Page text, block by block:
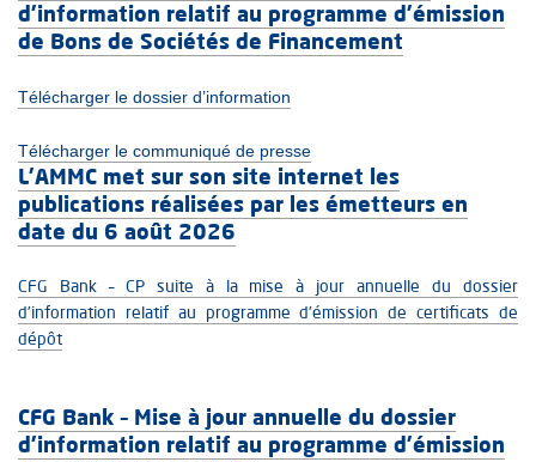
d’information relatif au programme d'émission
de Bons de Sociétés de Financement
Télécharger le dossier d’information
Télécharger le communiqué de presse
L’AMMC met sur son site internet les
publications réalisées par les émetteurs en
date du 6 août 2026
CFG Bank – CP suite à la mise à jour annuelle du dossier
d’information relatif au programme d'émission de certificats de
dépôt
CFG Bank – Mise à jour annuelle du dossier
d’information relatif au programme d'émission